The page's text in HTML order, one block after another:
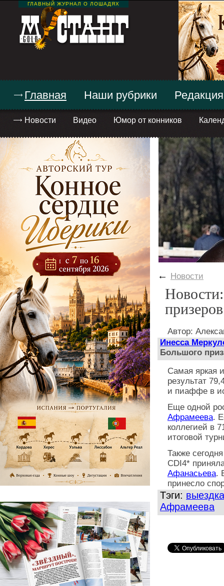
ГЛАВНЫЙ ЖУРНАЛ О ЛОШАДЯХ
Главная
Новости Видео Юмор от конников
Наши рубрики Редакция
← Новости
Автор:
Инесса
Большого
Самая яркая
результат
и пиаффе в
Еще одной
Афрамеева.
коллегией в
итоговой
Также
CDI4*
Афанасьева.
принесло
Тэги: выездка
Афрамеева